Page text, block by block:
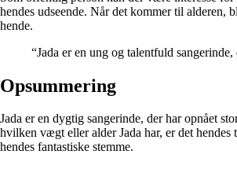
hendes udseende. Når det kommer til
hende.
“Jada er en ung og talentfuld
Opsummering
Jada er en dygtig sangerinde, der har opnået
hvilken vægt eller alder Jada har, er det
hendes fantastiske stemme.